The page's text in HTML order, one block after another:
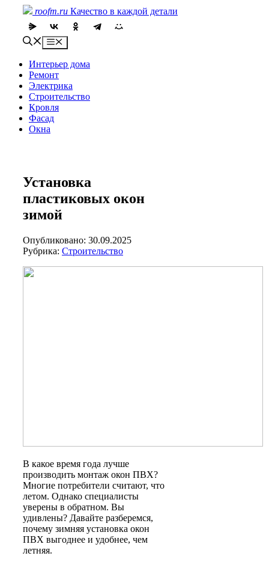
content
roofm.ru Качество в каждой детали
Menu
Интерьер дома
Ремонт
Электрика
Строительство
Кровля
Фасад
Окна
Установка
пластиковых окон
зимой
Опубликовано: 30.09.2025
Рубрика: Строительство
В какое время года лучше
производить монтаж окон ПВХ?
Многие потребители считают, что
летом. Однако специалисты
уверены в обратном. Вы
удивлены? Давайте разберемся,
почему зимняя установка окон
ПВХ выгоднее и удобнее, чем
летняя.